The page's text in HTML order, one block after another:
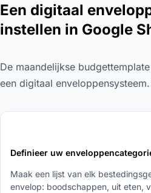
Een digitaal
instellen in Google
De maandelijkse
een digitaal
Definieer uw
Maak een lijst van elk
envelop: boodschappen, uit eten,